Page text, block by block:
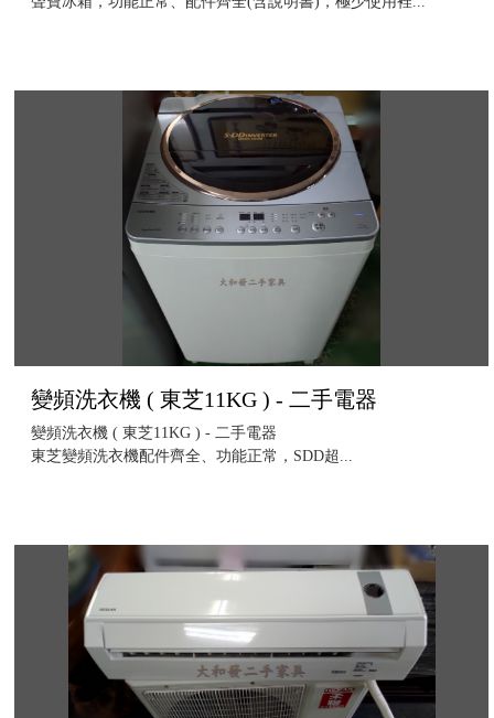
變頻洗衣機 ( 東芝11KG ) - 二手電器
變頻洗衣機 ( 東芝11KG ) - 二手電器
東芝變頻洗衣機配件齊全、功能正常，SDD超...